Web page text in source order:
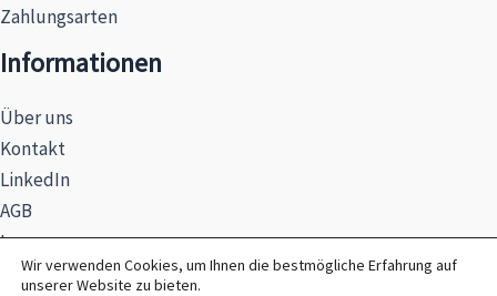
Zahlungsarten
Informationen
Über uns
Kontakt
LinkedIn
AGB
Impressum
Datenschutzerklärung
Wir verwenden Cookies, um Ihnen die bestmögliche Erfahrung auf
unserer Website zu bieten.